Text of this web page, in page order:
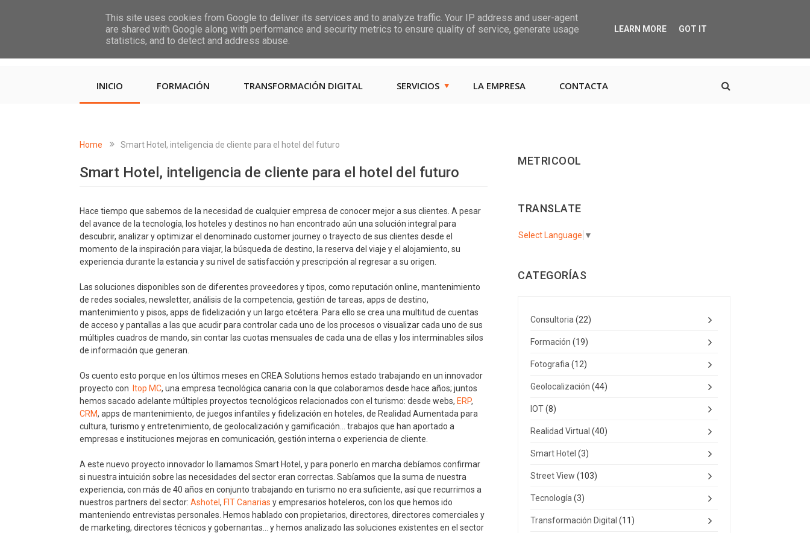
Las, Calle las Jarcias, 4, 38670 CDTCA, Tenerife +34.615.684.195
INICIO FORMACIÓN TRANSFORMACIÓN DIGITAL SERVICIOS LA EMPRESA CONTACTA
Home Smart Hotel, inteligencia de cliente para el hotel del futuro
Smart Hotel, inteligencia de cliente para el hotel del futuro
Hace tiempo que sabemos de la necesidad de cualquier empresa de conocer mejor a sus clientes. A pesar
del avance de la tecnología, los hoteles y destinos no han encontrado aún una solución integral para
descubrir, analizar y optimizar el denominado customer journey o trayecto de sus clientes desde el
momento de la inspiración para viajar, la búsqueda de destino, la reserva del viaje y el alojamiento, su
experiencia durante la estancia y su nivel de satisfacción y prescripción al regresar a su origen.
Las soluciones disponibles son de diferentes proveedores y tipos, como reputación online, mantenimiento
de redes sociales, newsletter, análisis de la competencia, gestión de tareas, apps de destino,
mantenimiento y pisos, apps de fidelización y un largo etcétera. Para ello se crea una multitud de cuentas
de acceso y pantallas a las que acudir para controlar cada uno de los procesos o visualizar cada uno de sus
múltiples cuadros de mando, sin contar las cuotas mensuales de cada una de ellas y los interminables silos
de información que generan.
Os cuento esto porque en los últimos meses en CREA Solutions hemos estado trabajando en un innovador
proyecto con
Itop MC, una empresa tecnológica canaria con la que colaboramos desde hace años; juntos
hemos sacado adelante múltiples proyectos tecnológicos relacionados con el turismo: desde webs, ERP,
CRM, apps de mantenimiento, de juegos infantiles y fidelización en hoteles, de Realidad Aumentada para
cultura, turismo y entretenimiento, de geolocalización y gamificación… trabajos que han aportado a
empresas e instituciones mejoras en comunicación, gestión interna o experiencia de cliente.
A este nuevo proyecto innovador lo llamamos Smart Hotel, y para ponerlo en marcha debíamos confirmar
si nuestra intuición sobre las necesidades del sector eran correctas. Sabíamos que la suma de nuestra
experiencia, con más de 40 años en conjunto trabajando en turismo no era suficiente, así que recurrimos a
nuestros partners del sector: Ashotel , FIT Canarias y empresarios hoteleros, con los que hemos ido
manteniendo entrevistas personales. Hemos hablado con propietarios, directores, directores comerciales y
de marketing, directores técnicos y gobernantas… y hemos analizado las soluciones existentes en el sector
METRICOOL
TRANSLATE
Select Language ▼
CATEGORÍAS
Consultoria(22)
Formación (19)
Fotografia(12)
Geolocalización (44)
IOT(8)
Realidad Virtual (40)
Smart Hotel (3)
Street View (103)
Tecnología(3)
Transformación Digital (11)
This site uses cookies from Google to deliver its services and to analyze traffic. Your IP address and user-agent
are shared with Google along with performance and security metrics to ensure quality of service, generate usage
statistics, and to detect and address abuse.
LEARN MORE GOT IT